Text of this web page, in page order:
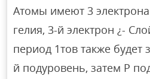
Атомы имеют 3
гелия, 3-й электрон ¿-
период 1тов также
й подуровень, затем P